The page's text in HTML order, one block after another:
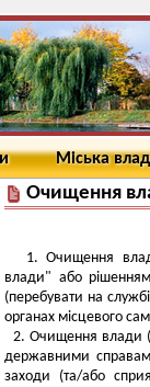
Міська
Очищення
1. Очищення
влади" або
(перебувати на
органах місцевого
2. Очищення влади
державними
заходи (та/або